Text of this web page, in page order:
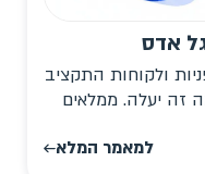
אדס
ולקוחות התקציב
זה יעלה. ממלאים
למאמר המלא